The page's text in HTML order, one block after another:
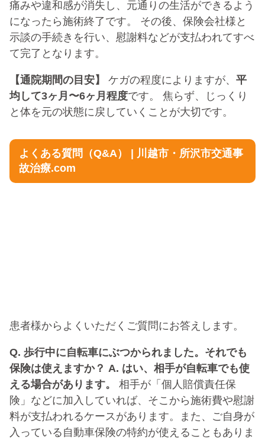
痛みや違和感が消失し、元通りの生活ができるよう
になったら施術終了です。 その後、保険会社様と
示談の手続きを行い、慰謝料などが支払われてすべ
て完了となります。
【通院期間の目安】 ケガの程度によりますが、 平
均して3ヶ月〜6ヶ月程度です。 焦らず、じっくり
と体を元の状態に戻していくことが大切です。
よくある質問（Q&A） | 川越市・所沢市交通事
故治療.com
患者様からよくいただくご質問にお答えします。
Q. 歩行中に自転車にぶつかられました。それでも
保険は使えますか？ A. はい、相手が自転車でも使
える場合があります。
相手が「個人賠償責任保
険」などに加入していれば、そこから施術費や慰謝
料が支払われるケースがあります。また、ご自身が
入っている自動車保険の特約が使えることもありま